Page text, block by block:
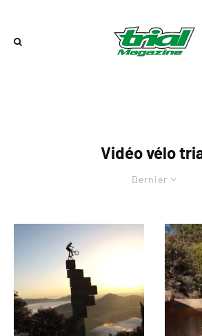
Vidéo vélo
Dernier